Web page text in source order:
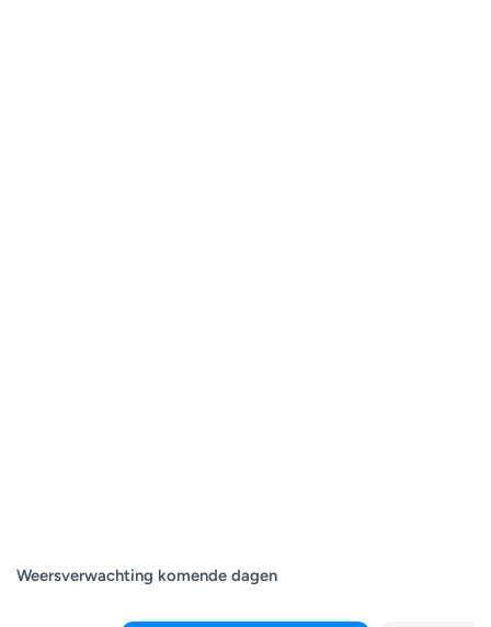
Weersverwachting komende dagen